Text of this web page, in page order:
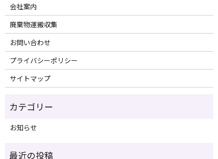
会社案内
廃棄物運搬収集
お問い合わせ
プライバシーポリシー
サイトマップ
お知らせ